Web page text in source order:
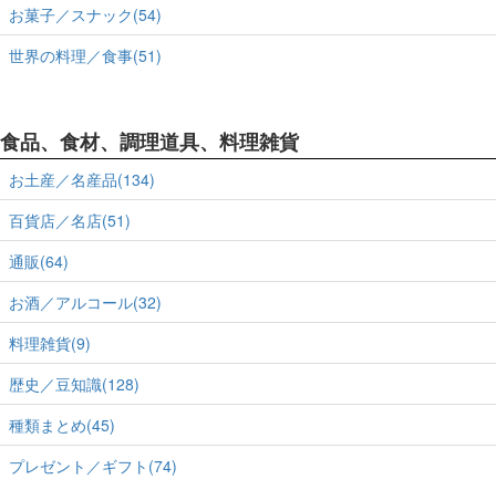
お菓子／スナック(54)
世界の料理／食事(51)
食品、食材、調理道具、料理雑貨
お土産／名産品(134)
百貨店／名店(51)
通販(64)
お酒／アルコール(32)
料理雑貨(9)
歴史／豆知識(128)
種類まとめ(45)
プレゼント／ギフト(74)